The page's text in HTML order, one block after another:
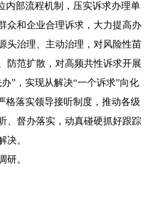
内部流程机制，压实诉求办理单
众和企业合理诉求，大力提高办
头治理 主动治理 ， 对风险性苗
防范扩散， 对高频共性诉求开展
”，实现从解决“一个诉求”向化
格落实领导接听制度，推动各级
、督办落实 ，动真碰硬抓好跟踪
决。
研。